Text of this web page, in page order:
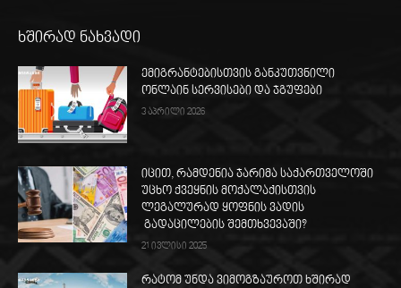
ხშირად ნახვადი
ემიგრანტებისთვის განკუთვნილი
ონლაინ სერვისები და ჯგუფები
3 აპრილი 2026
იცით, რამდენია ჯარიმა საქართველოში
უცხო ქვეყნის მოქალაქისთვის
ლეგალურად ყოფნის ვადის
გადაცილების შემთხვევაში?
21 ივლისი 2025
რატომ უნდა ვიმოგზაუროთ ხშირად